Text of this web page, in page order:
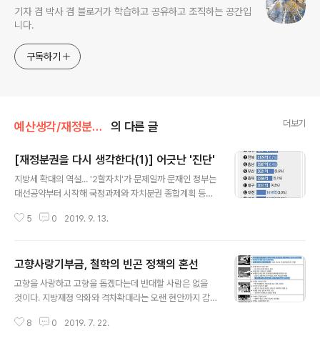
기자 겸 박사 겸 블로거가 학습하고 공유하고 조직하는 공간입
니다.
구독하기
예산생각/재정분권 비판 의 다른 글 더보기
[재정분권을 다시 생각한다(1)] 어긋난 '진단'
지방세 확대의 역설... '2할자치'가 문제일까 문재인 정부는
대선공약부터 시작해 국정과제와 자치분권 종합계획 등을
심 수단인 재정분권을 이루겠다는 의지를 강조했다. 그리
으론 6:4까지 바꾸겠다는 것이다. 지방소비세 10% 포인
트 인상은 이를 위한 핵심 수단이다. 이런 진단이 유효하려
면 현재 8:2인 구조가 왜 문제인지, 나아가 “4할자치”가
어야 한다. 국민들의 동의도 필수다. 하지만 이에 대해선 재
5 0 2019. 9. 13.
고향사랑기부금, 철학의 빈곤 정책의 혼선
고향을 사랑하고 고향을 돕겠다는데 반대할 사람은 없을
것이다. 지방재정 악화와 격차확대라는 오랜 현안까지 감
‘고향사랑기부제도’는 두루두루 지지받을 조건을 잘 갖추
8 0 2019. 7. 22.